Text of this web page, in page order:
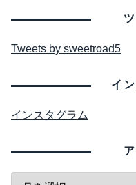
Tweets by sweetroad5
イ
インスタグラム